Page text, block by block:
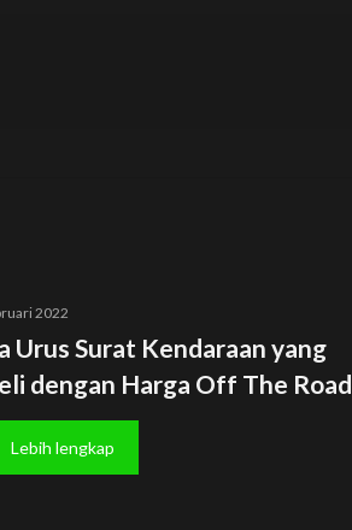
2022
Urus Surat Kendaraan yang
dengan Harga Off The Road
Lebih lengkap